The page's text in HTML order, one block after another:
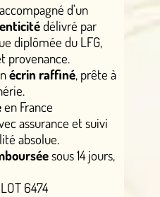
d'un
délivré par
diplômée du LFG,
provenance.
écrin raffiné, prête à
en France
assurance et suivi
absolue.
sous 14 jours,
6474